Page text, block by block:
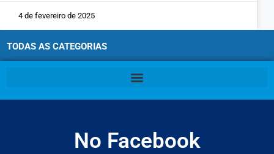
4 de fevereiro de 2025
TODAS AS CATEGORIAS
No Facebook